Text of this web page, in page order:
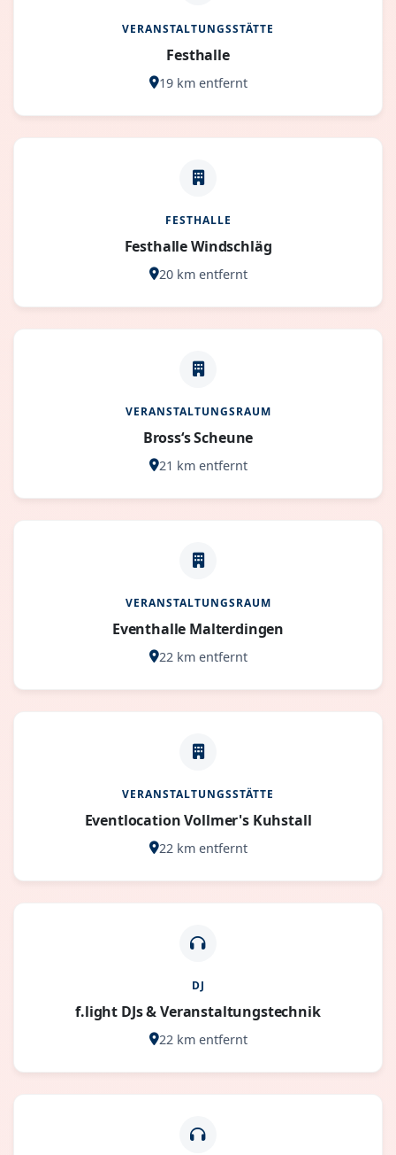
VERANSTALTUNGSSTÄTTE
Festhalle
19 km entfernt
FESTHALLE
Festhalle Windschläg
20 km entfernt
VERANSTALTUNGSRAUM
Bross‘s Scheune
21 km entfernt
VERANSTALTUNGSRAUM
Eventhalle Malterdingen
22 km entfernt
VERANSTALTUNGSSTÄTTE
Eventlocation Vollmer's Kuhstall
22 km entfernt
DJ
f.light DJs & Veranstaltungstechnik
22 km entfernt